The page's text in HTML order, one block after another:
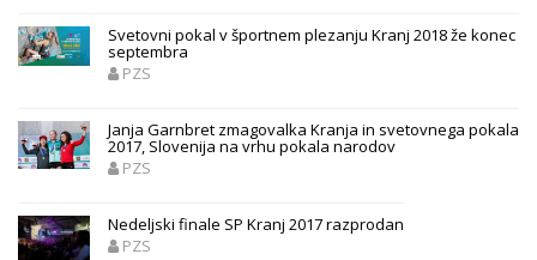
Svetovni pokal v športnem plezanju Kranj 2018 že konec
septembra
PZS
Janja Garnbret zmagovalka Kranja in svetovnega pokala
2017, Slovenija na vrhu pokala narodov
PZS
Nedeljski finale SP Kranj 2017 razprodan
PZS